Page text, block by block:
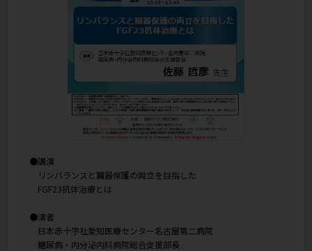
●講演
リンバランスと臓器保護の両立を目指した
FGF23抗体治療とは
●演者
日本赤十字社愛知医療センター名古屋第二病院
糖尿病・内分泌内科病院総合支援部長